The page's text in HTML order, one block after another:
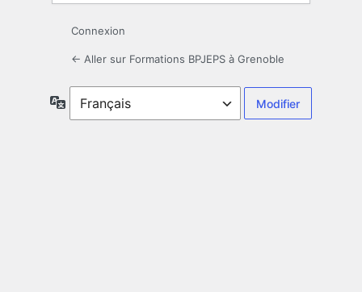
Connexion
← Aller sur Formations BPJEPS à Grenoble
Langue